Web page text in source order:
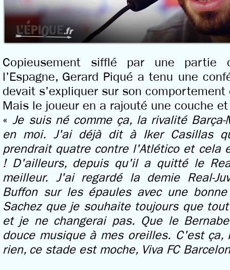
Copieusement sifflé par une partie
l'Espagne, Gerard Piqué a tenu une
devait s'expliquer sur son comportement
Mais le joueur en a rajouté une couche
«Je suis né comme ça, la rivalité
en moi. J'ai déjà dit à Iker Casillas
prendrait quatre contre l'Atlético et cela
! D'ailleurs, depuis qu'il a quitté le
meilleur. J'ai regardé la demie Real-
Buffon sur les épaules avec une
Sachez que je souhaite toujours que
et je ne changerai pas. Que le
douce musique à mes oreilles. C'est ça,
rien, ce stade est moche, Viva FC